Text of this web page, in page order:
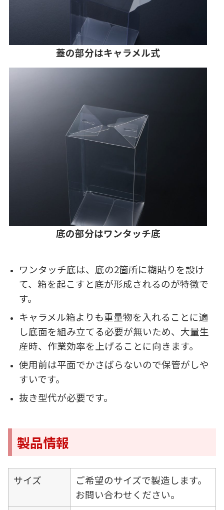
蓋の部分はキャラメル式
底の部分はワンタッチ底
ワンタッチ底は、底の2箇所に糊貼りを設け
て、箱を起こすと底が形成されるのが特徴で
す。
キャラメル箱よりも重量物を入れることに適
し底面を組み立てる必要が無いため、大量生
産時、作業効率を上げることに向きます。
使用前は平面でかさばらないので保管がしや
すいです。
抜き型代が必要です。
製品情報
サイズ
ご希望のサイズで製造します。
お問い合わせください。